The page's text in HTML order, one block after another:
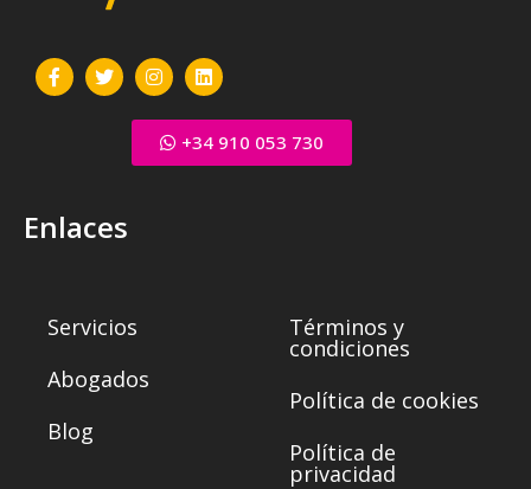
+34 910 053 730
Enlaces
Servicios
Abogados
Blog
Términos y
condiciones
Política de cookies
Política de
privacidad